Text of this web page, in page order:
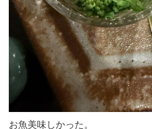
お魚美味しかった。